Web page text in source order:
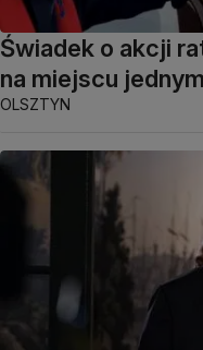
Świadek o akcji
na miejscu
OLSZTYN